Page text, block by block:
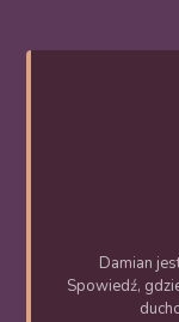
Damian
Spowiedź,